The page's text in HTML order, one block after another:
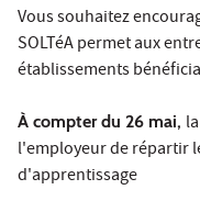
Vous souhaitez
SOLTéA permet aux
établissements
À compter du 26 mai,
l'employeur de répartir
d'apprentissage